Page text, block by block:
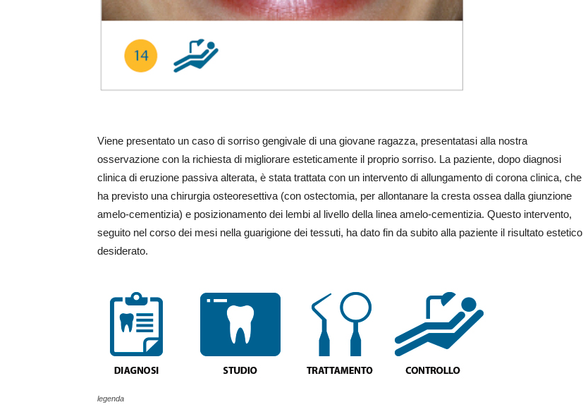
Viene presentato un caso di sorriso gengivale di una giovane ragazza, presentatasi alla nostra
osservazione con la richiesta di migliorare esteticamente il proprio sorriso. La paziente, dopo diagnosi
clinica di eruzione passiva alterata, è stata trattata con un intervento di allungamento di corona clinica, che
ha previsto una chirurgia osteoresettiva (con ostectomia, per allontanare la cresta ossea dalla giunzione
amelo-cementizia) e posizionamento dei lembi al livello della linea amelo-cementizia. Questo intervento,
seguito nel corso dei mesi nella guarigione dei tessuti, ha dato fin da subito alla paziente il risultato estetico
desiderato.
legenda